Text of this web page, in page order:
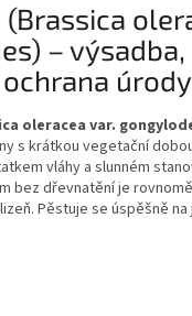
–
úrody
oleracea var.
s krátkou vegetační
vláhy a slunném
bez dřevnatění je
Pěstuje se úspěšně na